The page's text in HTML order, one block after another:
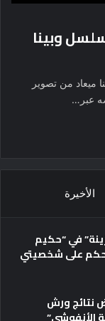
وبينا
ميعاد من تصوير
عبر…
الأخيرة
في “حكيم
على شخصيتي
نتائج ورش
الأنفوشي”